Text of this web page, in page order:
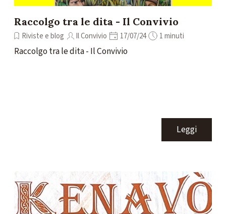
Raccolgo tra le dita - Il Convivio
Riviste e blog Il Convivio 17/07/24 1 minuti
Raccolgo tra le dita - Il Convivio
Leggi